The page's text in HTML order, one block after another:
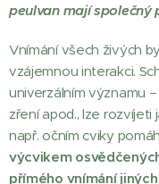
peulvan mají společný
Vnímání všech živých
vzájemnou interakci.
univerzálním významu
zření apod., lze rozvíjeti
např. očním cviky
výcvikem
přímého vnímání